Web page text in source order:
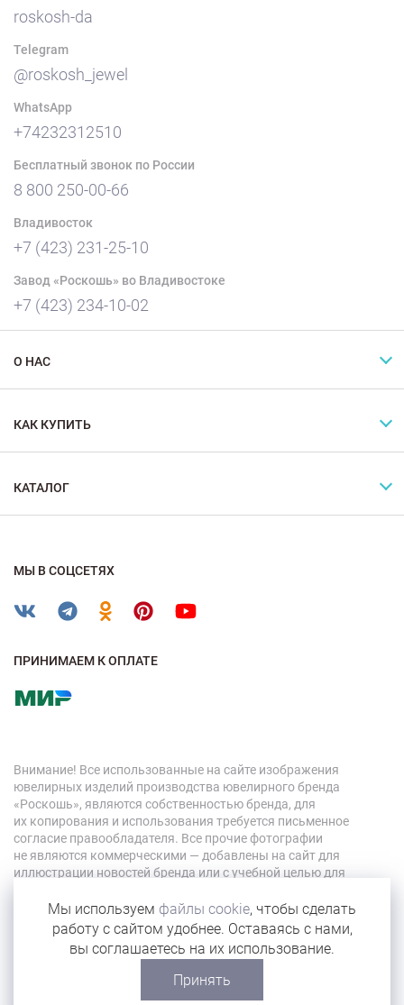
roskosh-da
Telegram
@roskosh_jewel
WhatsApp
+74232312510
Бесплатный звонок по России
8 800 250-00-66
Владивосток
+7 (423) 231-25-10
Завод «Роскошь» во Владивостоке
+7 (423) 234-10-02
О НАС
КАК КУПИТЬ
КАТАЛОГ
МЫ В СОЦСЕТЯХ
ПРИНИМАЕМ К ОПЛАТЕ
Внимание! Все использованные на сайте изображения
ювелирных изделий производства ювелирного бренда
«Роскошь», являются собственностью бренда, для
их копирования и использования требуется письменное
согласие правообладателя. Все прочие фотографии
не являются коммерческими — добавлены на сайт для
иллюстрации новостей бренда или с учебной целью для
© 2026 «Роскошь»
Мы используем файлы cookie, чтобы сделать
работу с сайтом удобнее. Оставаясь с нами,
вы соглашаетесь на их использование.
Принять